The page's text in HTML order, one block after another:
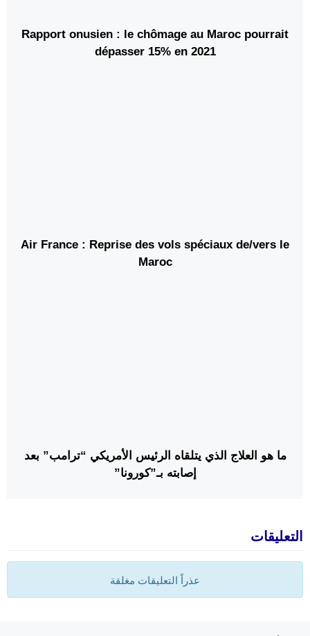
Rapport onusien : le chômage au Maroc pourrait
dépasser 15% en 2021
Air France : Reprise des vols spéciaux de/vers le
Maroc
ما هو العلاج الذي يتلقاه الرئيس الأمريكي “ترامب” بعد
إصابته بـ”كورونا”
التعليقات
عذراً التعليقات مغلقة